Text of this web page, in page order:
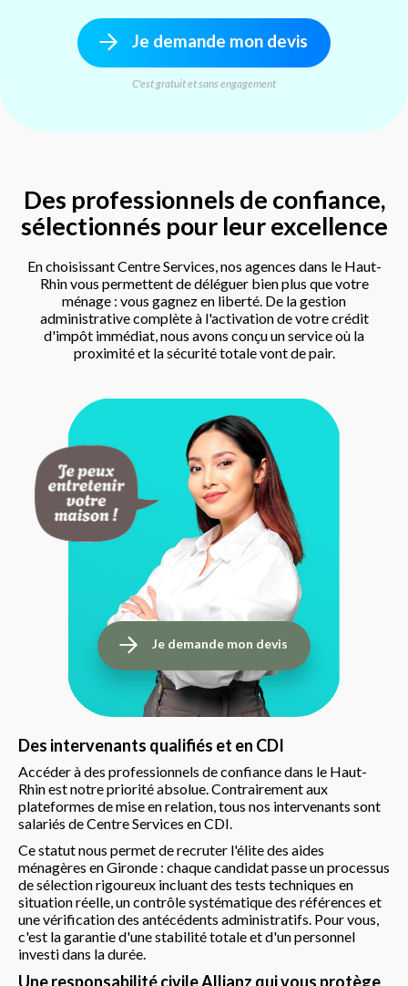
Je demande mon devis
C'est gratuit et sans engagement
Des professionnels de confiance,
sélectionnés pour leur excellence
En choisissant Centre Services, nos agences dans le Haut-
Rhin vous permettent de déléguer bien plus que votre
ménage : vous gagnez en liberté. De la gestion
administrative complète à l'activation de votre crédit
d'impôt immédiat, nous avons conçu un service où la
proximité et la sécurité totale vont de pair.
Je demande mon devis
Des intervenants qualifiés et en CDI
Accéder à des professionnels de confiance dans le Haut-
Rhin est notre priorité absolue. Contrairement aux
plateformes de mise en relation, tous nos intervenants sont
salariés de Centre Services en CDI.
Ce statut nous permet de recruter l'élite des aides
ménagères en Gironde : chaque candidat passe un processus
de sélection rigoureux incluant des tests techniques en
situation réelle, un contrôle systématique des références et
une vérification des antécédents administratifs. Pour vous,
c'est la garantie d'une stabilité totale et d'un personnel
investi dans la durée.
Une responsabilité civile Allianz qui vous protège